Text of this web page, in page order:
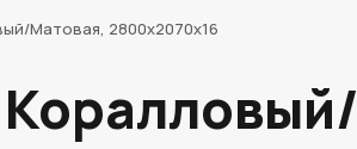
Матовая, 2800х2070х16